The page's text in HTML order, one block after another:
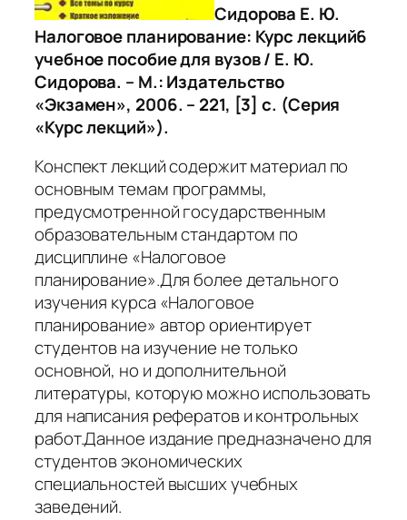
Сидорова Е. Ю.
Налоговое планирование: Курс лекций6
учебное пособие для вузов / Е. Ю.
Сидорова. – М.: Издательство
«Экзамен», 2006. – 221, [3]c. (Серия
«Курс лекций»).
Конспект лекций содержит материал по
основным темам программы,
предусмотренной государственным
образовательным стандартом по
дисциплине «Налоговое
планирование».Для более детального
изучения курса «Налоговое
планирование» автор ориентирует
студентов на изучение не только
основной, но и дополнительной
литературы, которую можно использовать
для написания рефератов и контрольных
работ.Данное издание предназначено для
студентов экономических
специальностей высших учебных
заведений.